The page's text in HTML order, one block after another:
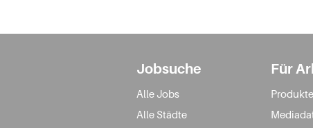
Jobsuche
Alle Jobs
Alle Städte
Für